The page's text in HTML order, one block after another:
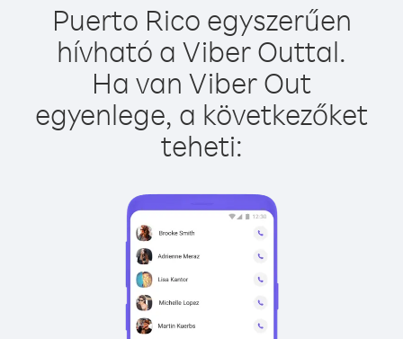
Puerto Rico egyszerűen
hívható a Viber Outtal.
Ha van Viber Out
egyenlege, a következőket
teheti: